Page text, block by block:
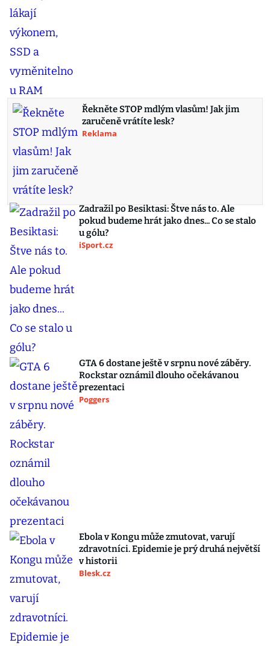
Řekněte STOP mdlým vlasům! Jak jim
zaručeně vrátíte lesk?
Reklama
Zadražil po Besiktasi: Štve nás to. Ale
pokud budeme hrát jako dnes... Co se stalo
u gólu?
iSport.cz
GTA 6 dostane ještě v srpnu nové záběry.
Rockstar oznámil dlouho očekávanou
prezentaci
Poggers
Ebola v Kongu může zmutovat, varují
zdravotníci. Epidemie je prý druhá největší
v historii
Blesk.cz